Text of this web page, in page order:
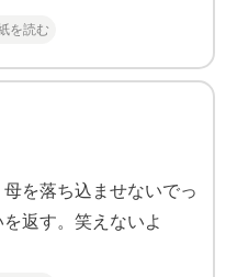
を読む
を落ち込ませないでっ
返す。笑えないよ